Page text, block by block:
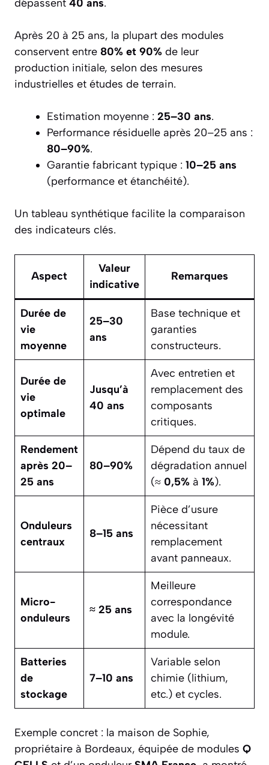
dépassent 40 ans.
Après 20 à 25 ans, la plupart des modules
conservent entre 80% et 90% de leur
production initiale, selon des mesures
industrielles et études de terrain.
Estimation moyenne : 25–30 ans.
Performance résiduelle après 20–25 ans :
80–90%.
Garantie fabricant typique : 10–25 ans
(performance et étanchéité).
Un tableau synthétique facilite la comparaison
des indicateurs clés.
Aspect
Valeur
indicative
Remarques
Durée de
vie
moyenne
25–30
ans
Base technique et
garanties
constructeurs.
Durée de
vie
optimale
Jusqu’à
40 ans
Avec entretien et
remplacement des
composants
critiques.
Rendement
après 20–
25 ans
80–90%
Dépend du taux de
dégradation annuel
(≈ 0,5% à 1%).
Onduleurs
centraux
8–15 ans
Pièce d’usure
nécessitant
remplacement
avant panneaux.
Micro-
onduleurs
≈ 25 ans
Meilleure
correspondance
avec la longévité
module.
Batteries
de
stockage
7–10 ans
Variable selon
chimie (lithium,
etc.) et cycles.
Exemple concret : la maison de Sophie,
propriétaire à Bordeaux, équipée de modules Q